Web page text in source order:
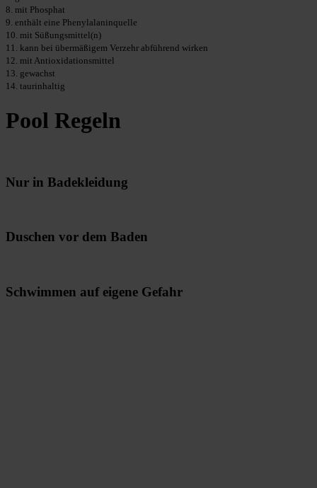
8. mit Phosphat
9. enthält eine Phenylalaninquelle
10. mit Süßungsmittel(n)
11. kann bei übermäßigem Verzehr abführend wirken
12. mit Antioxidationsmittel
13. gewachst
14. taurinhaltig
Pool Regeln
Nur in Badekleidung
Duschen vor dem Baden
Schwimmen auf eigene Gefahr